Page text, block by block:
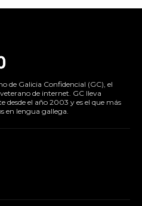
de Galicia Confidencial (GC), el
de internet. GC lleva
el año 2003 y es el que más
en lengua gallega.